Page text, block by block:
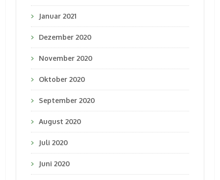
Januar 2021
Dezember 2020
November 2020
Oktober 2020
September 2020
August 2020
Juli 2020
Juni 2020